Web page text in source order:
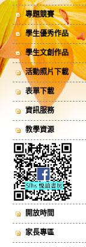
專題競賽
學生優秀作品
學生文創作品
活動照片下載
表單下載
資訊服務
教學資源
開放時間
家長專區